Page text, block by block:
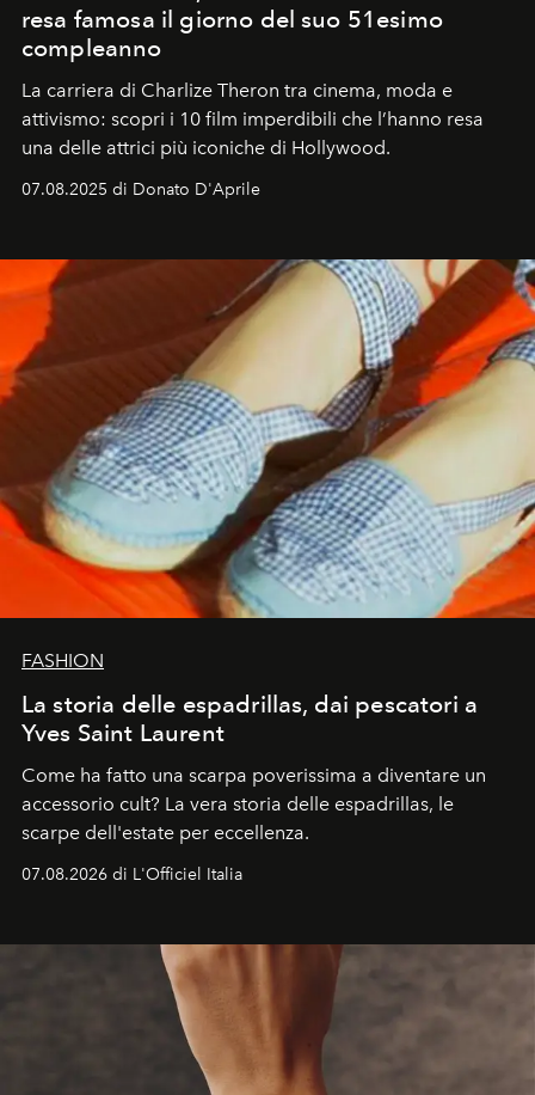
resa famosa il giorno del suo 51esimo
compleanno
La carriera di Charlize Theron tra cinema, moda e
attivismo: scopri i 10 film imperdibili che l’hanno resa
una delle attrici più iconiche di Hollywood.
07.08.2025 di Donato D'Aprile
FASHION
La storia delle espadrillas, dai pescatori a
Yves Saint Laurent
Come ha fatto una scarpa poverissima a diventare un
accessorio cult? La vera storia delle espadrillas, le
scarpe dell'estate per eccellenza.
07.08.2026 di L'Officiel Italia